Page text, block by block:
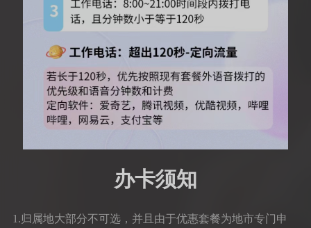
办卡须知
1.归属地大部分不可选，并且由于优惠套餐为地市专门申